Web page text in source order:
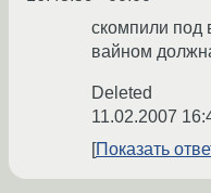
скомпили под
вайном
Deleted
11.02.2007
Показать